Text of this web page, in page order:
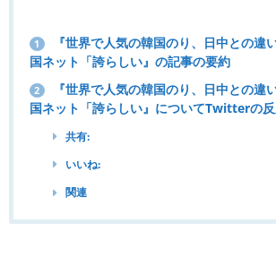
1
『世界で人気の韓国のり、日中との違
国ネット「誇らしい』の記事の要約
2
『世界で人気の韓国のり、日中との違
国ネット「誇らしい』についてTwitterの
共有:
いいね:
関連